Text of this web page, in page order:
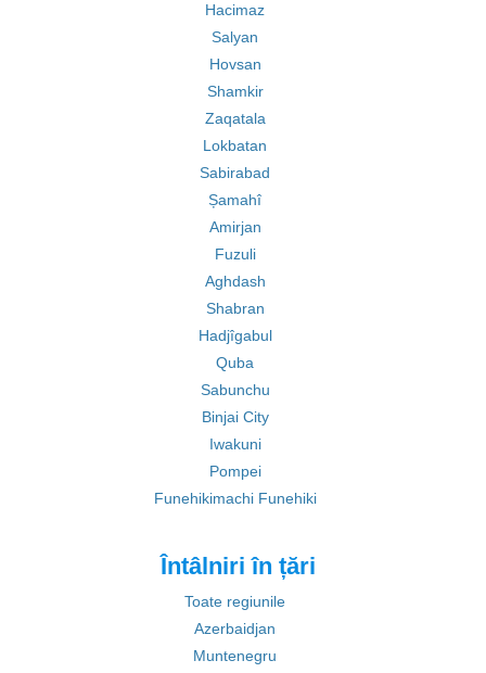
Hacimaz
Salyan
Hovsan
Shamkir
Zaqatala
Lokbatan
Sabirabad
Șamahî
Amirjan
Fuzuli
Aghdash
Shabran
Hadjîgabul
Quba
Sabunchu
Binjai City
Iwakuni
Pompei
Funehikimachi Funehiki
Întâlniri în țări
Toate regiunile
Azerbaidjan
Muntenegru